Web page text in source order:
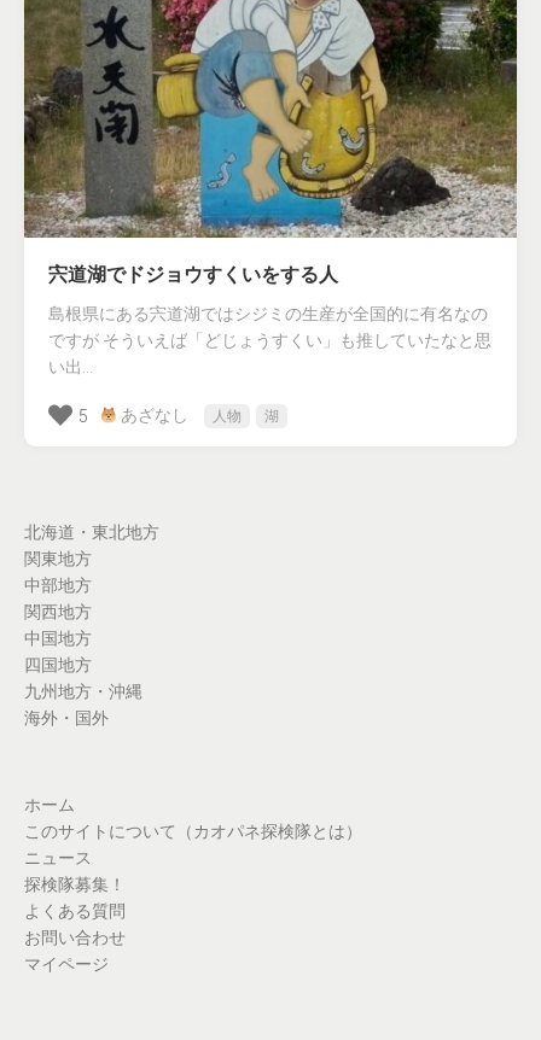
宍道湖でドジョウすくいをする人
島根県にある宍道湖ではシジミの生産が全国的に有名なの
ですが そういえば「どじょうすくい」も推していたなと思
い出...
5 あざなし 人物 湖
北海道・東北地方
関東地方
中部地方
関西地方
中国地方
四国地方
九州地方・沖縄
海外・国外
ホーム
このサイトについて（カオパネ探検隊とは）
ニュース
探検隊募集！
よくある質問
お問い合わせ
マイページ